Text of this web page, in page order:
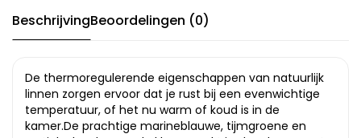
BeschrijvingBeoordelingen (0)
De thermoregulerende eigenschappen van natuurlijk
linnen zorgen ervoor dat je rust bij een evenwichtige
temperatuur, of het nu warm of koud is in de
kamer.De prachtige marineblauwe, tijmgroene en